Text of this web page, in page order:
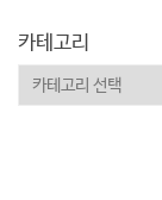
카테고리
테